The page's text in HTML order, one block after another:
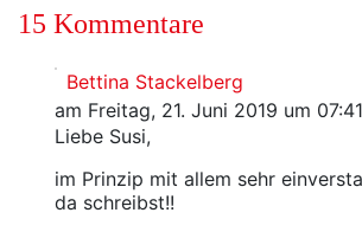
15 Kommentare
Bettina Stackelberg
am Freitag, 21. Juni 2019 um
Liebe Susi,
im Prinzip mit allem sehr
da schreibst!!